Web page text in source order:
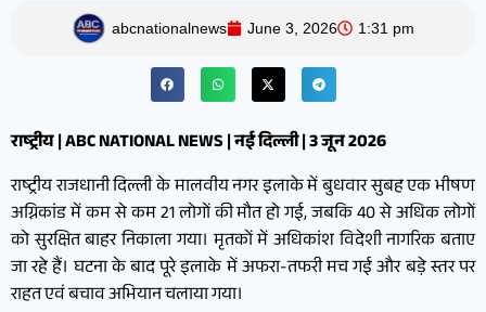
abcnationalnews June 3, 2026 1:31 pm
राष्ट्रीय | ABC NATIONAL NEWS | नई दिल्ली | 3 जून 2026
राष्ट्रीय राजधानी दिल्ली के मालवीय नगर इलाके में बुधवार सुबह एक भीषण
अग्निकांड में कम से कम 21 लोगों की मौत हो गई, जबकि 40 से अधिक लोगों
को सुरक्षित बाहर निकाला गया। मृतकों में अधिकांश विदेशी नागरिक बताए
जा रहे हैं। घटना के बाद पूरे इलाके में अफरा-तफरी मच गई और बड़े स्तर पर
राहत एवं बचाव अभियान चलाया गया।